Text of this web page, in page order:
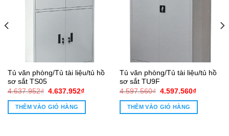
Tủ văn phòng/Tủ tài liệu/tủ hồ
sơ sắt TS05
4.637.952₫ Giá
là:
4.637.952₫.
4.637.952₫Giá
THÊM VÀO GIỎ HÀNG
Tủ văn phòng/Tủ tài liệu/tủ hồ
sơ sắt TU9F
4.597.560₫ Giá
là:
4.597.560₫.
4.597.560₫Giá
THÊM VÀO GIỎ HÀNG